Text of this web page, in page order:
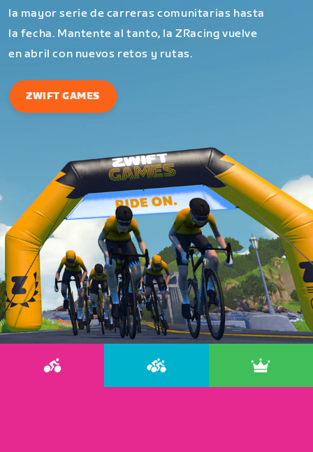
la mayor serie de carreras comunitarias hasta
la fecha. Mantente al tanto, la ZRacing vuelve
en abril con nuevos retos y rutas.
ZWIFT GAMES